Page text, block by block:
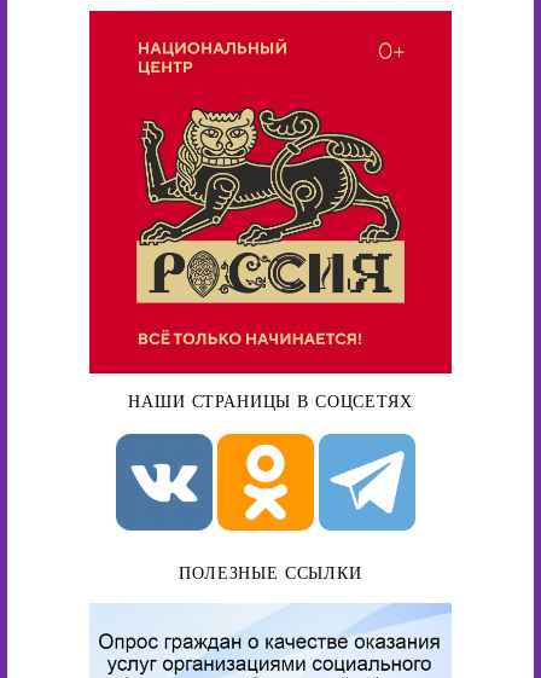
НАШИ СТРАНИЦЫ В СОЦСЕТЯХ
ПОЛЕЗНЫЕ ССЫЛКИ